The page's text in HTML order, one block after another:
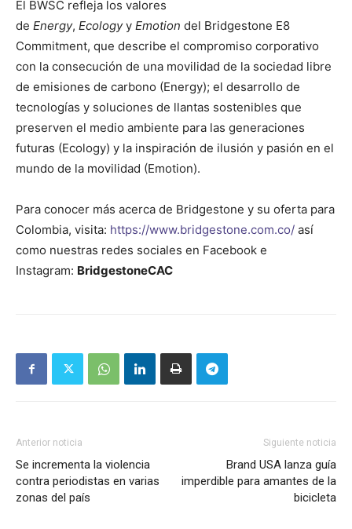
El BWSC refleja los valores
de Energy, Ecologyy Emotion del Bridgestone E8
Commitment, que describe el compromiso corporativo
con la consecución de una movilidad de la sociedad libre
de emisiones de carbono (Energy); el desarrollo de
tecnologías y soluciones de llantas sostenibles que
preserven el medio ambiente para las generaciones
futuras (Ecology) y la inspiración de ilusión y pasión en el
mundo de la movilidad (Emotion).
Para conocer más acerca de Bridgestone y su oferta para
Colombia, visita: https://www.bridgestone.com.co/ así
como nuestras redes sociales en Facebook e
Instagram: BridgestoneCAC
Anterior noticia
Se incrementa la violencia
contra periodistas en varias
zonas del país
Siguiente noticia
Brand USA lanza guía
imperdible para amantes de la
bicicleta